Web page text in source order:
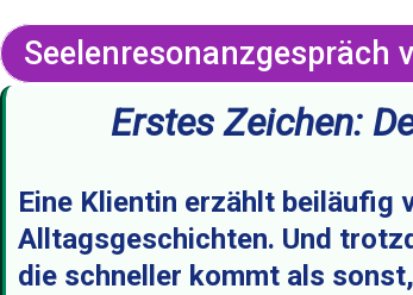
Seelenresonanzgespräch
Erstes Zeichen:
Eine Klientin erzählt beiläufig
Alltagsgeschichten. Und
die schneller kommt als